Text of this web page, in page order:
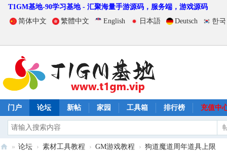
T1GM基地-90学习基地 - 汇聚海量手游源码，服务端，游戏源码
简体中文
繁體中文 English 日本語 Deutsch 한
门户 论坛 新帖 家园 工具箱 排行榜 充值中
» 论坛 › 素材工具教程 › GM游戏教程 › 狗道魔道周年道具上限